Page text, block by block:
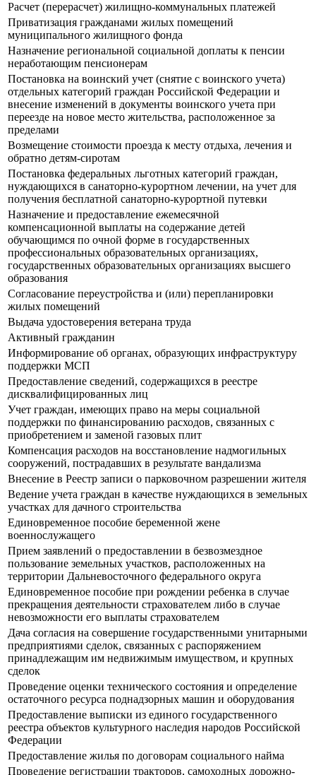
Расчет (перерасчет) жилищно-коммунальных платежей
Приватизация гражданами жилых помещений
муниципального жилищного фонда
Назначение региональной социальной доплаты к пенсии
неработающим пенсионерам
Постановка на воинский учет (снятие с воинского учета)
отдельных категорий граждан Российской Федерации и
внесение изменений в документы воинского учета при
переезде на новое место жительства, расположенное за
пределами
Возмещение стоимости проезда к месту отдыха, лечения и
обратно детям-сиротам
Постановка федеральных льготных категорий граждан,
нуждающихся в санаторно-курортном лечении, на учет для
получения бесплатной санаторно-курортной путевки
Назначение и предоставление ежемесячной
компенсационной выплаты на содержание детей
обучающимся по очной форме в государственных
профессиональных образовательных организациях,
государственных образовательных организациях высшего
образования
Согласование переустройства и (или) перепланировки
жилых помещений
Выдача удостоверения ветерана труда
Активный гражданин
Информирование об органах, образующих инфраструктуру
поддержки МСП
Предоставление сведений, содержащихся в реестре
дисквалифицированных лиц
Учет граждан, имеющих право на меры социальной
поддержки по финансированию расходов, связанных с
приобретением и заменой газовых плит
Компенсация расходов на восстановление надмогильных
сооружений, пострадавших в результате вандализма
Внесение в Реестр записи о парковочном разрешении жителя
Ведение учета граждан в качестве нуждающихся в земельных
участках для дачного строительства
Единовременное пособие беременной жене
военнослужащего
Прием заявлений о предоставлении в безвозмездное
пользование земельных участков, расположенных на
территории Дальневосточного федерального округа
Единовременное пособие при рождении ребенка в случае
прекращения деятельности страхователем либо в случае
невозможности его выплаты страхователем
Дача согласия на совершение государственными унитарными
предприятиями сделок, связанных с распоряжением
принадлежащим им недвижимым имуществом, и крупных
сделок
Проведение оценки технического состояния и определение
остаточного ресурса поднадзорных машин и оборудования
Предоставление выписки из единого государственного
реестра объектов культурного наследия народов Российской
Федерации
Предоставление жилья по договорам социального найма
Проведение регистрации тракторов, самоходных дорожно-